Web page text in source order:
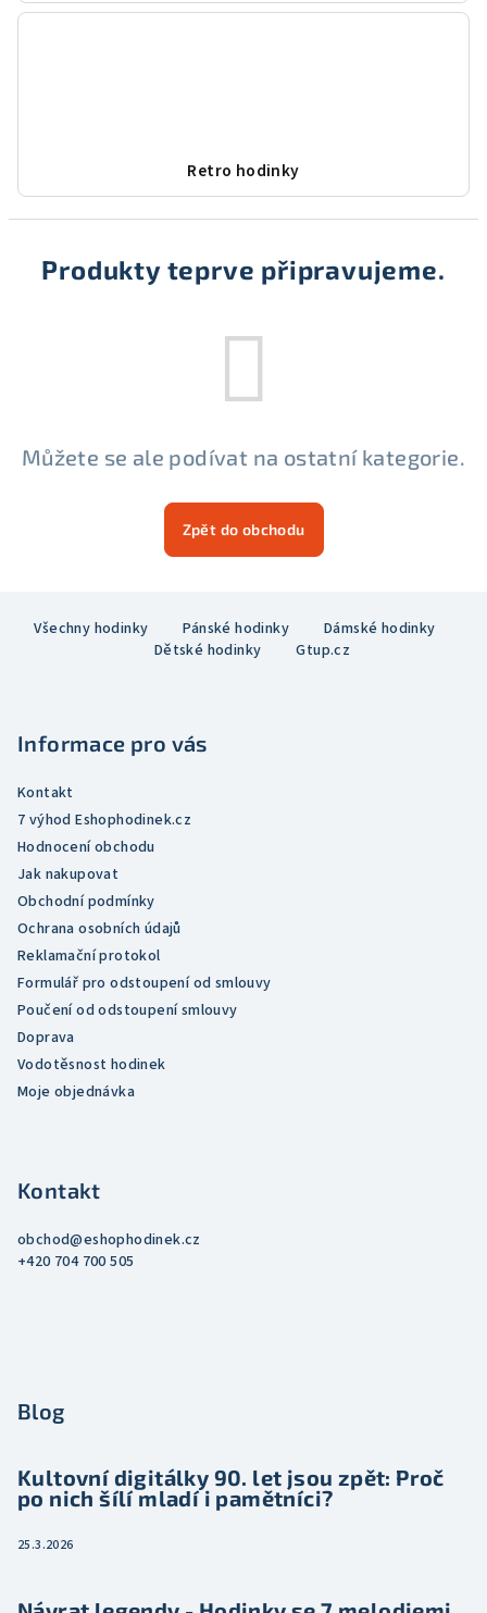
Retro hodinky
Produkty teprve připravujeme.
Můžete se ale podívat na ostatní kategorie.
Zpět do obchodu
Všechny hodinky Pánské hodinky
Dámské hodinky
Dětské hodinky
Gtup.cz
Informace pro vás
Kontakt
7 výhod Eshophodinek.cz
Hodnocení obchodu
Jak nakupovat
Obchodní podmínky
Ochrana osobních údajů
Reklamační protokol
Formulář pro odstoupení od smlouvy
Poučení od odstoupení smlouvy
Doprava
Vodotěsnost hodinek
Moje objednávka
Kontakt
obchod@eshophodinek.cz
+420 704 700 505
Blog
Kultovní digitálky 90. let jsou zpět: Proč
po nich šílí mladí i pamětníci?
25.3.2026